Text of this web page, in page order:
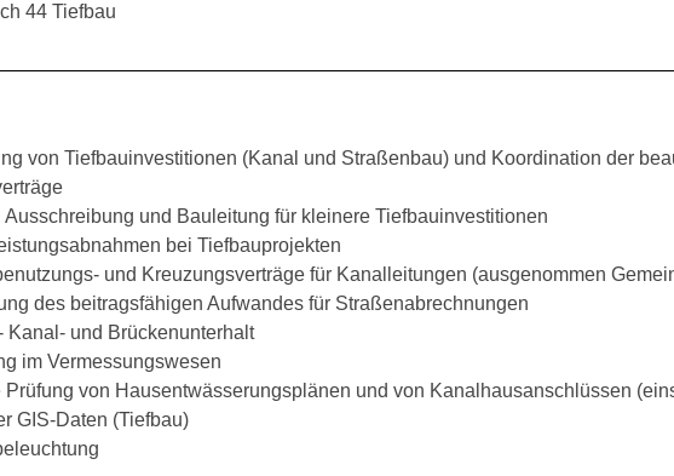
44 Tiefbau
von Tiefbauinvestitionen (Kanal und Straßenbau) und Koordination der
Ausschreibung und Bauleitung für kleinere Tiefbauinvestitionen
bei Tiefbauprojekten
und Kreuzungsverträge für Kanalleitungen (ausgenommen
des beitragsfähigen Aufwandes für Straßenabrechnungen
Kanal- und Brückenunterhalt
im Vermessungswesen
Prüfung von Hausentwässerungsplänen und von Kanalhausanschlüssen
GIS-Daten (Tiefbau)